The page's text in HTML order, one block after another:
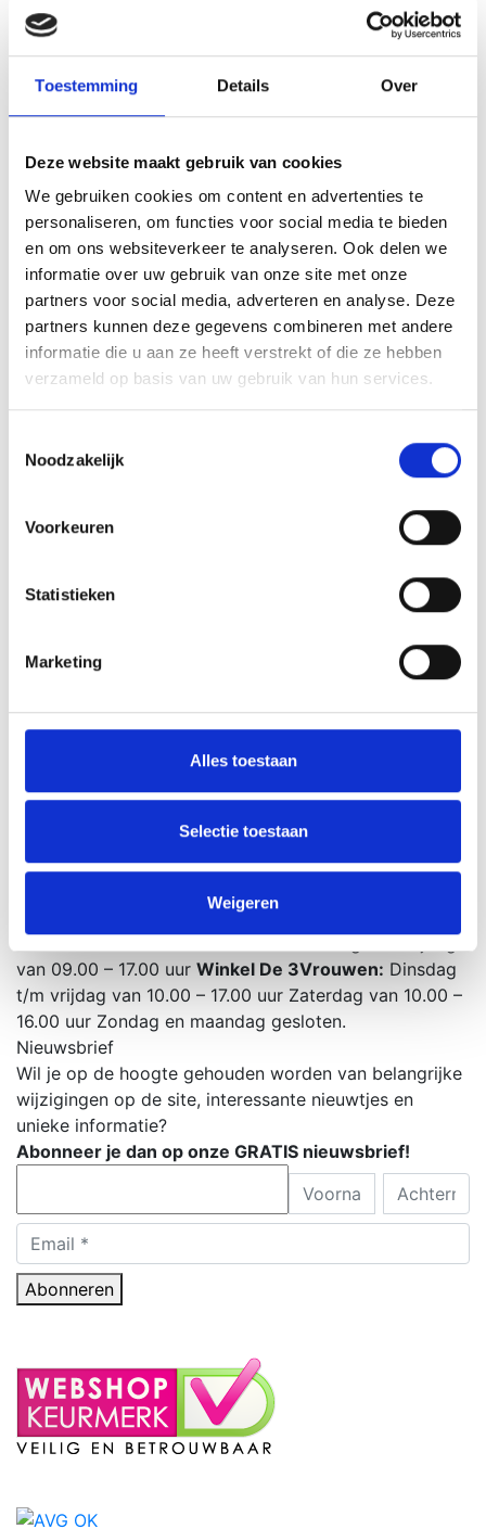
Toestemming Details Over
Deze website maakt gebruik van cookies
We gebruiken cookies om content en advertenties te
personaliseren, om functies voor social media te bieden
en om ons websiteverkeer te analyseren. Ook delen we
informatie over uw gebruik van onze site met onze
partners voor social media, adverteren en analyse. Deze
partners kunnen deze gegevens combineren met andere
informatie die u aan ze heeft verstrekt of die ze hebben
verzameld op basis van uw gebruik van hun services.
Noodzakelijk
Voorkeuren
Statistieken
Marketing
Alles toestaan
Selectie toestaan
Weigeren
Opties:
* Maximaal te bestellen aantal:
* Maximaal te bestellen aantal:
Aantal:
In mijn winkelwagen
Op verlanglijstje
Documentatie
VOEDINGSSUPPLEMENT & GEBRUIK
(DISCLAIMER).pdf
Uitgebreid assortiment
Veilig winkelen & betalen
Winkel in Horst-Meterik
Zoek een therapeut
Facebook Farfalla
YouTube videos Distributeurs Bloesem Remedies NL
Nieuwsbrief Bloesem Remedies NL
Bestelproces
Retourneren
Winkel De 3Vrouwen St. Jansstraat 5 5964 AA Horst -
Bloesem Remedies Nederland: Maandag t/m vrijdag
van 09.00 – 17.00 uur Winkel De 3Vrouwen: Dinsdag
t/m vrijdag van 10.00 – 17.00 uur Zaterdag van 10.00 –
16.00 uur Zondag en maandag gesloten.
Nieuwsbrief
Wil je op de hoogte gehouden worden van belangrijke
wijzigingen op de site, interessante nieuwtjes en
unieke informatie?
Abonneer je dan op onze GRATIS nieuwsbrief!
Abonneren